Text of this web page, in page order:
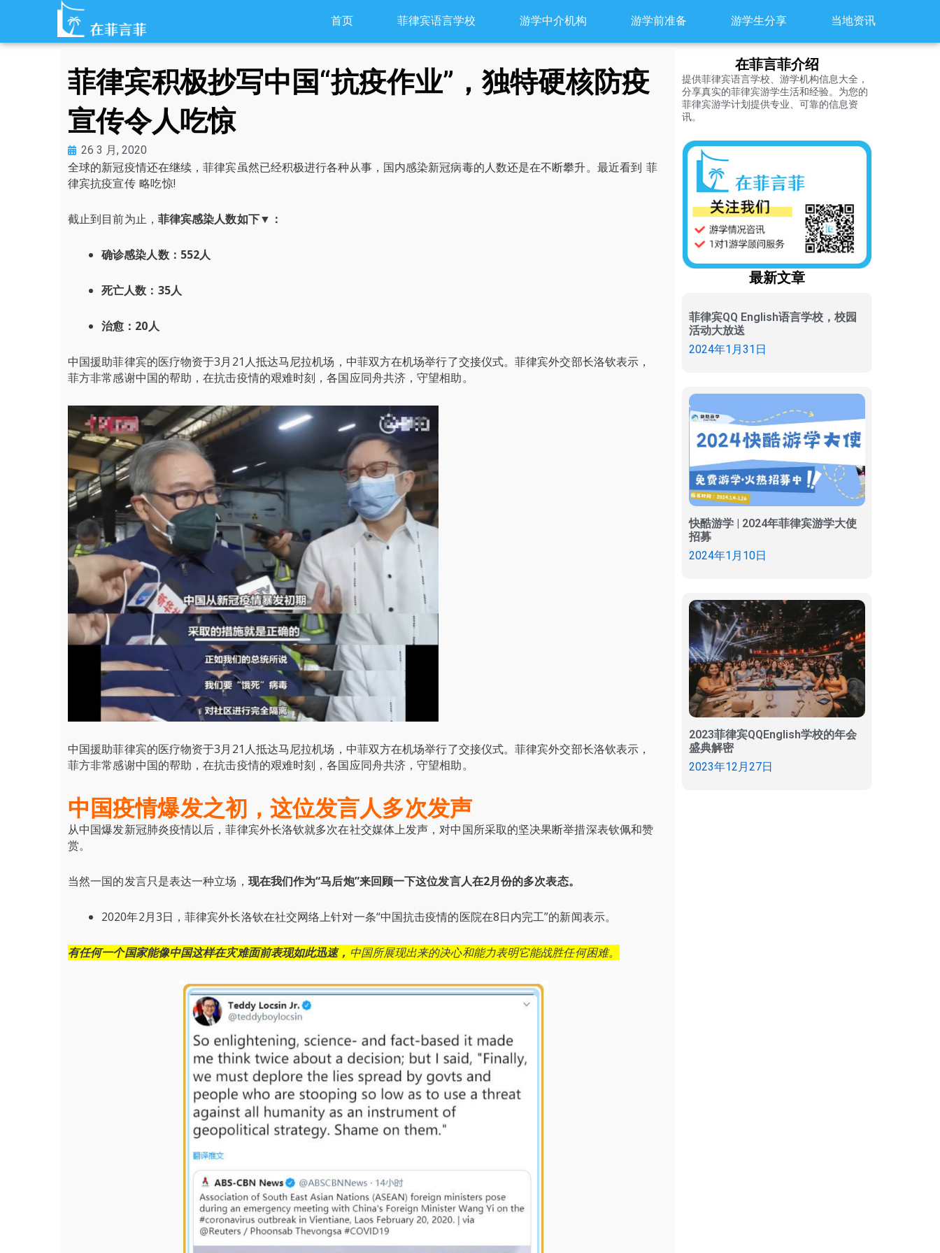
内
首页 菲律宾语言学校 游学中介机构 游学前准备 游学生分享 当地资讯
菲律宾积极抄写中国“抗疫作业”，独特硬核防疫
宣传令人吃惊
26 3 月, 2020
全球的新冠疫情还在继续，菲律宾虽然已经积极进行各种从事，国内感染新冠病毒的人数还是在不断攀升。最近看到 菲
律宾抗疫宣传 略吃惊!
截止到目前为止， 菲律宾感染人数如下▼：
确诊感染人数：552人
死亡人数：35人
治愈：20人
中国援助菲律宾的医疗物资于3月21人抵达马尼拉机场，中菲双方在机场举行了交接仪式。菲律宾外交部长洛钦表示，
菲方非常感谢中国的帮助，在抗击疫情的艰难时刻，各国应同舟共济，守望相助。
中国援助菲律宾的医疗物资于3月21人抵达马尼拉机场，中菲双方在机场举行了交接仪式。菲律宾外交部长洛钦表示，
菲方非常感谢中国的帮助，在抗击疫情的艰难时刻，各国应同舟共济，守望相助。
中国疫情爆发之初，这位发言人多次发声
从中国爆发新冠肺炎疫情以后，菲律宾外长洛钦就多次在社交媒体上发声，对中国所采取的坚决果断举措深表钦佩和赞
赏。
当然一国的发言只是表达一种立场， 现在我们作为“马后炮”来回顾一下这位发言人在2月份的多次表态。
2020年2月3日，菲律宾外长洛钦在社交网络上针对一条“中国抗击疫情的医院在8日内完工”的新闻表示。
有任何一个国家能像中国这样在灾难面前表现如此迅速， 中国所展现出来的决心和能力表明它能战胜任何困难。
在菲言菲介绍
提供菲律宾语言学校、游学机构信息大全，
分享真实的菲律宾游学生活和经验。为您的
菲律宾游学计划提供专业、可靠的信息资
讯。
最新文章
菲律宾QQ English语言学校，校园
活动大放送
2024年1月31日
快酷游学 | 2024年菲律宾游学大使
招募
2024年1月10日
2023菲律宾QQEnglish学校的年会
盛典解密
2023年12月27日